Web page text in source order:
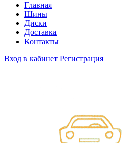
Главная
Шины
Диски
Доставка
Контакты
Вход в кабинет Регистрация